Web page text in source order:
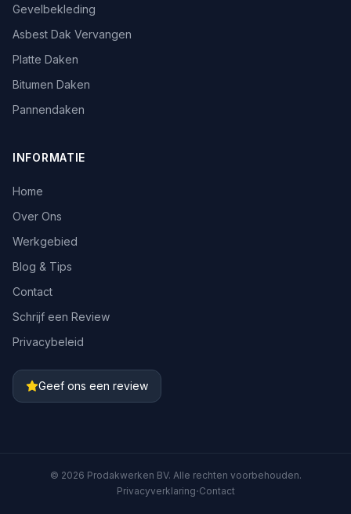
Gevelbekleding
Asbest Dak Vervangen
Platte Daken
Bitumen Daken
Pannendaken
INFORMATIE
Home
Over Ons
Werkgebied
Blog & Tips
Contact
Schrijf een Review
Privacybeleid
Geef ons een review
© 2026 Prodakwerken BV. Alle rechten voorbehouden.
Privacyverklaring·Contact